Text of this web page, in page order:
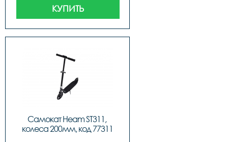
КУПИТЬ
Самокат Heam ST311,
колеса 200мм, код 77311